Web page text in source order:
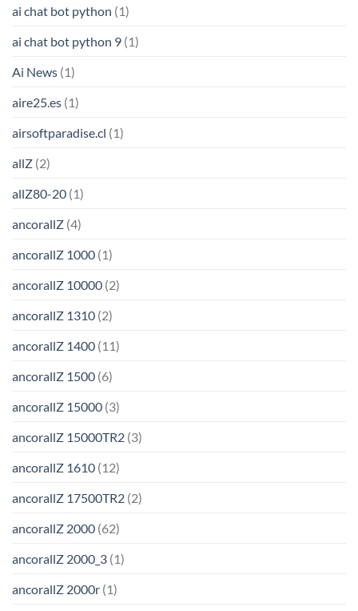
ai chat bot python (1)
ai chat bot python 9 (1)
Ai News (1)
aire25.es (1)
airsoftparadise.cl (1)
allZ (2)
allZ80-20 (1)
ancorallZ (4)
ancorallZ 1000 (1)
ancorallZ 10000 (2)
ancorallZ 1310 (2)
ancorallZ 1400 (11)
ancorallZ 1500 (6)
ancorallZ 15000 (3)
ancorallZ 15000TR2 (3)
ancorallZ 1610 (12)
ancorallZ 17500TR2 (2)
ancorallZ 2000 (62)
ancorallZ 2000_3 (1)
ancorallZ 2000r (1)